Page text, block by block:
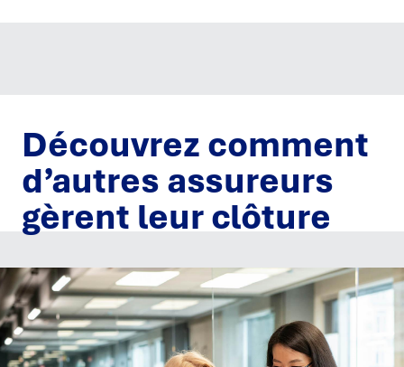
Découvrez comment
d’autres assureurs
gèrent leur clôture